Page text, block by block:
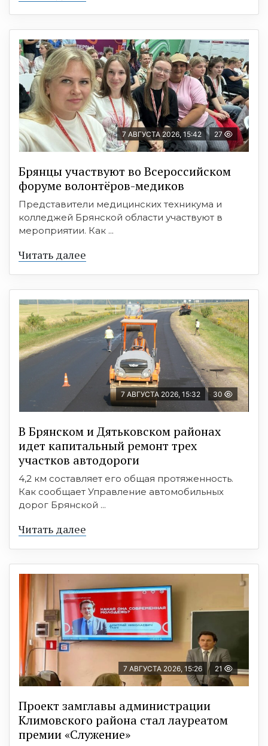
7 АВГУСТА 2026, 15:42 27
Брянцы участвуют во Всероссийском
форуме волонтёров-медиков
Представители медицинских техникума и
колледжей Брянской области участвуют в
мероприятии. Как ...
Читать далее
7 АВГУСТА 2026, 15:32 30
В Брянском и Дятьковском районах
идет капитальный ремонт трех
участков автодороги
4,2 км составляет его общая протяженность.
Как сообщает Управление автомобильных
дорог Брянской ...
Читать далее
7 АВГУСТА 2026, 15:26 21
Проект замглавы администрации
Климовского района стал лауреатом
премии «Служение»